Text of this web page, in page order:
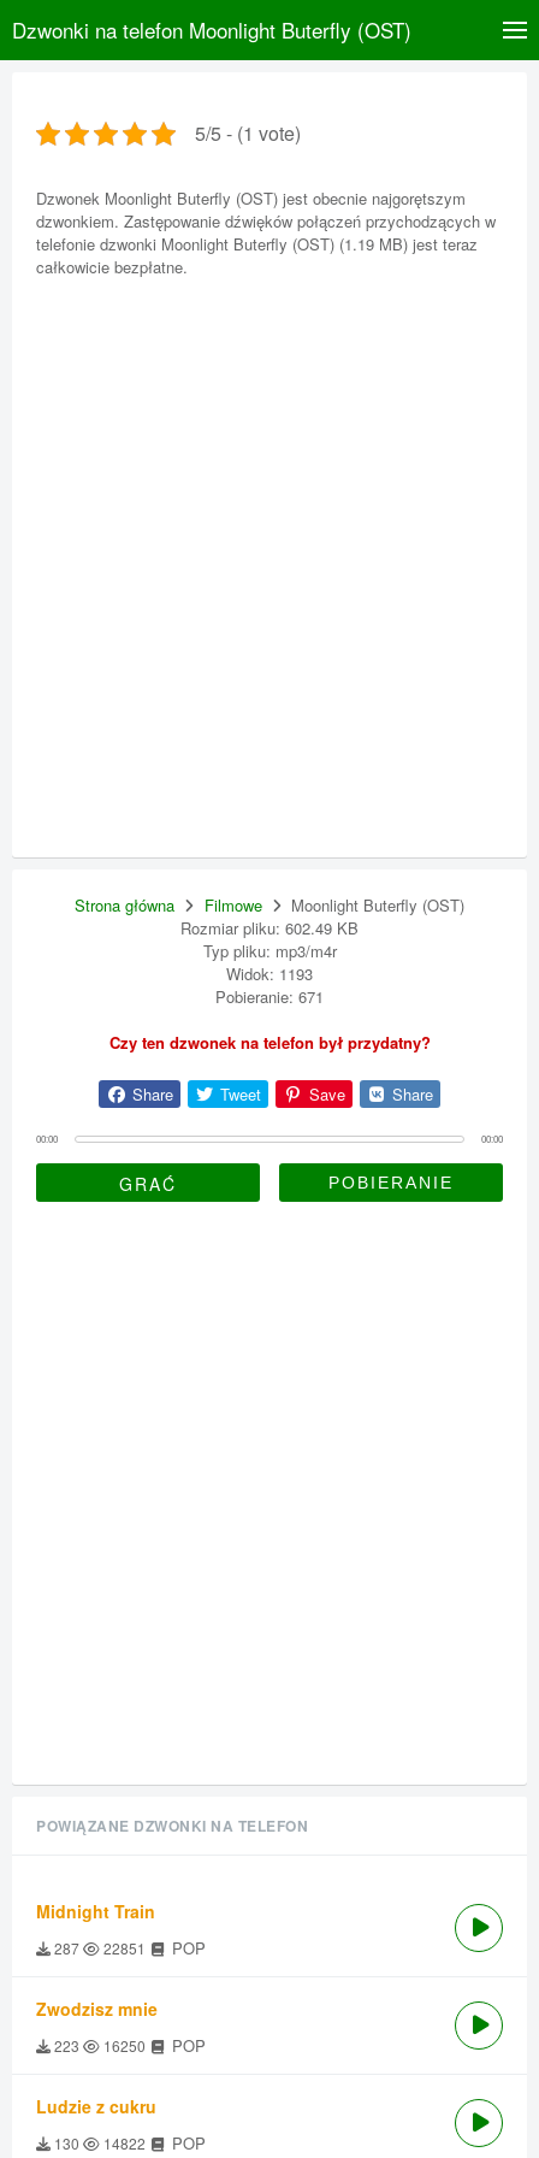
Dzwonki na telefon Moonlight Buterfly (OST)
5/5 - (1 vote)
Dzwonek Moonlight Buterfly (OST) jest obecnie najgorętszym
dzwonkiem. Zastępowanie dźwięków połączeń przychodzących w
telefonie dzwonki Moonlight Buterfly (OST) (1.19 MB) jest teraz
całkowicie bezpłatne.
Strona główna Filmowe
Moonlight Buterfly (OST)
Rozmiar pliku: 602.49 KB
Typ pliku: mp3/m4r
Widok: 1193
Pobieranie: 671
Czy ten dzwonek na telefon był przydatny?
Share Tweet Save Share
00:00 00:00
GRAĆ
POWIĄZANE DZWONKI NA TELEFON
Midnight Train
287 22851 POP
Zwodzisz mnie
223 16250 POP
Ludzie z cukru
130 14822 POP